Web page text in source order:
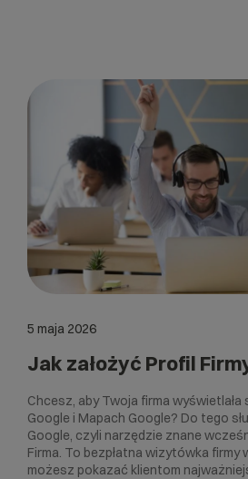
5 maja 2026
Jak założyć Profil
Chcesz, aby Twoja firma
Google i Mapach Google? Do tego
Google, czyli narzędzie znane
Firma. To bezpłatna wizytówka firmy
możesz pokazać klientom